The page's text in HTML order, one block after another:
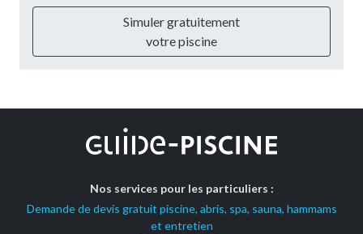
Simuler gratuitement
votre piscine
Nos services pour les particuliers :
Demande de devis gratuit piscine, abris, spa, sauna, hammams
et entretien